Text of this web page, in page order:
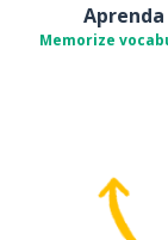
Aprenda
Memorize